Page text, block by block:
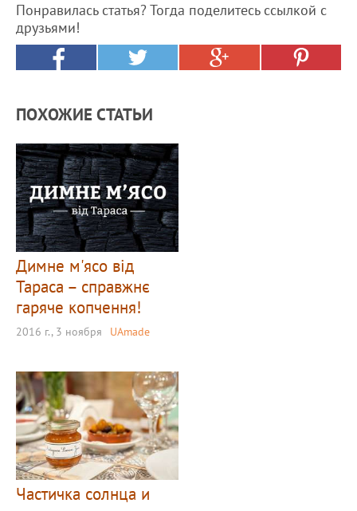
Понравилась статья? Тогда поделитесь ссылкой с
друзьями!
ПОХОЖИЕ СТАТЬИ
Димне м'ясо від
Тараса – справжнє
гаряче копчення!
2016 г., 3 ноября UAmade
Частичка солнца и